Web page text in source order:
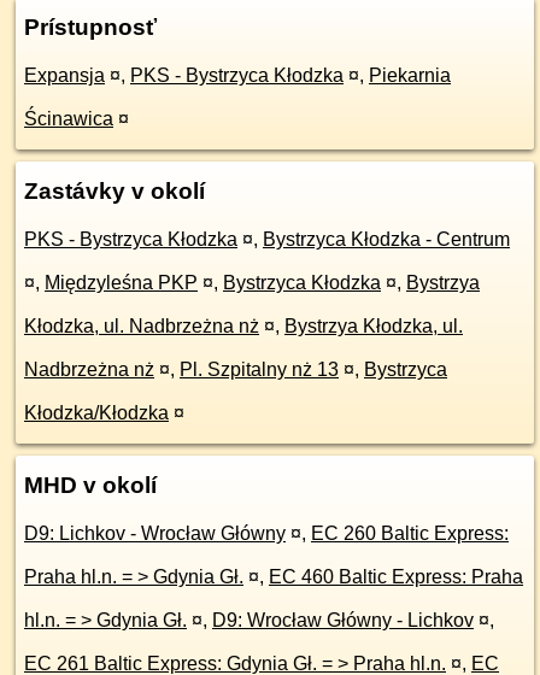
Prístupnosť
Expansja ¤, PKS - Bystrzyca Kłodzka ¤, Piekarnia
Ścinawica ¤
Zastávky v okolí
PKS - Bystrzyca Kłodzka ¤, Bystrzyca Kłodzka - Centrum
¤, Międzyleśna PKP ¤, Bystrzyca Kłodzka ¤, Bystrzya
Kłodzka, ul. Nadbrzeżna nż ¤, Bystrzya Kłodzka, ul.
Nadbrzeżna nż ¤, Pl. Szpitalny nż 13 ¤, Bystrzyca
Kłodzka/Kłodzka ¤
MHD v okolí
D9: Lichkov - Wrocław Główny ¤, EC 260 Baltic Express:
Praha hl.n. = > Gdynia Gł. ¤, EC 460 Baltic Express: Praha
hl.n. = > Gdynia Gł. ¤, D9: Wrocław Główny - Lichkov ¤,
EC 261 Baltic Express: Gdynia Gł. = > Praha hl.n. ¤, EC